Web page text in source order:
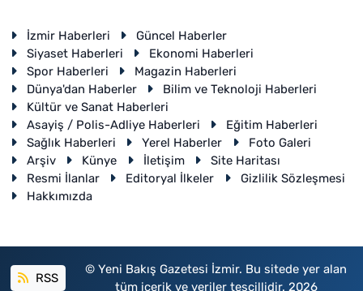
İzmir Haberleri
Güncel Haberler
Siyaset Haberleri
Ekonomi Haberleri
Spor Haberleri
Magazin Haberleri
Dünya'dan Haberler
Bilim ve Teknoloji Haberleri
Kültür ve Sanat Haberleri
Asayiş / Polis-Adliye Haberleri
Eğitim Haberleri
Sağlık Haberleri
Yerel Haberler
Foto Galeri
Arşiv
Künye İletişim
Site Haritası
Resmi İlanlar
Editoryal İlkeler
Gizlilik Sözleşmesi
Hakkımızda
RSS
© Yeni Bakış Gazetesi İzmir. Bu sitede yer alan
tüm içerik ve veriler tescillidir. 2026